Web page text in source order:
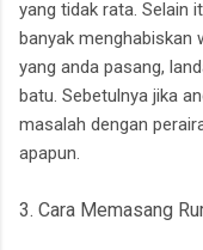
yang tidak rata. Selain
banyak
yang anda pasang,
batu. Sebetulnya jika
masalah dengan
apapun.
3. Cara Memasang